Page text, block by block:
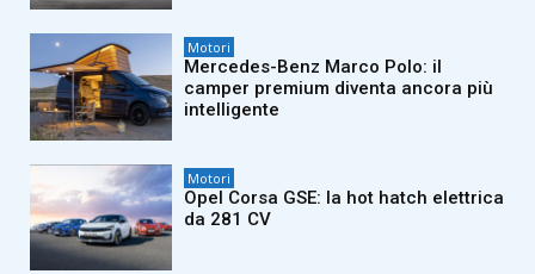
Motori
Mercedes-Benz Marco Polo: il
camper premium diventa ancora più
intelligente
Motori
Opel Corsa GSE: la hot hatch elettrica
da 281 CV